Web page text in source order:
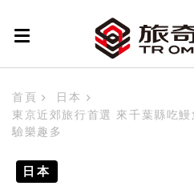
首頁
日本
東京近郊旅行首選 來千葉縣吃
驗樂趣多
日本